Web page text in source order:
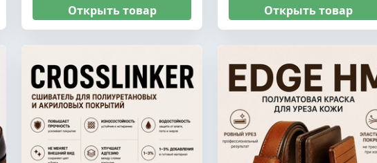
Открыть товар Открыть товар